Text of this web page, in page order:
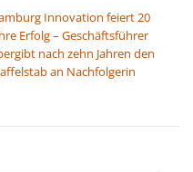
Innovation feiert 20
Erfolg – Geschäftsführer
nach zehn Jahren den
an Nachfolgerin